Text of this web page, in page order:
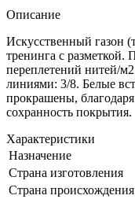
Описание
Искусственный газон
тренинга с разметкой.
переплетений нитей/
линиями: 3/8. Белые
прокрашены,
сохранность покрытия.
Характеристики
Назначение
Страна изготовления
Страна